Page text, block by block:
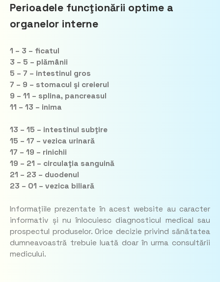
Perioadele funcţionării optime a
organelor interne
1 – 3 – ficatul
3 – 5 – plămânii
5 – 7 – intestinul gros
7 – 9 – stomacul şi creierul
9 – 11 – splina, pancreasul
11 – 13 – inima
13 – 15 – intestinul subţire
15 – 17 – vezica urinară
17 – 19 – rinichii
19 – 21 – circulaţia sanguină
21 – 23 – duodenul
23 – 01 – vezica biliară
Informațiile prezentate în acest website au caracter
informativ și nu înlocuiesc diagnosticul medical sau
prospectul produselor. Orice decizie privind sănătatea
dumneavoastră trebuie luată doar în urma consultării
medicului.